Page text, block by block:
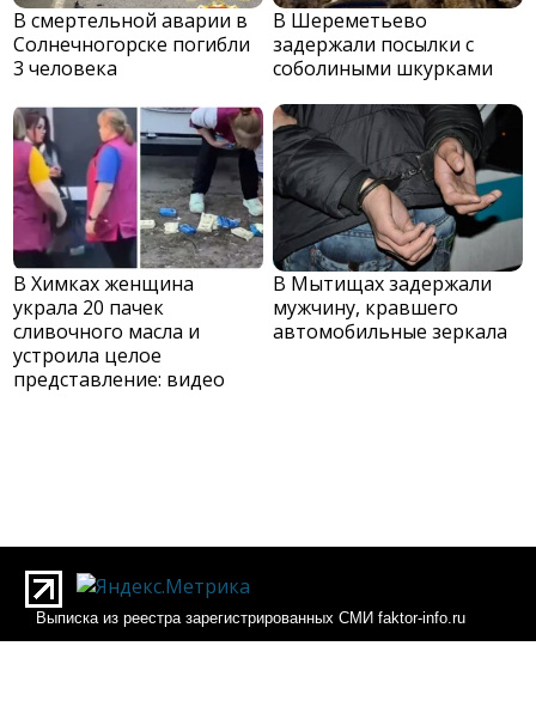
В смертельной аварии в
Солнечногорске погибли
3 человека
В Шереметьево
задержали посылки с
соболиными шкурками
В Химках женщина
украла 20 пачек
сливочного масла и
устроила целое
представление: видео
В Мытищах задержали
мужчину, кравшего
автомобильные зеркала
Выписка из реестра зарегистрированных СМИ faktor-info.ru